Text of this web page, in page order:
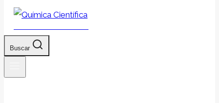
Buscar